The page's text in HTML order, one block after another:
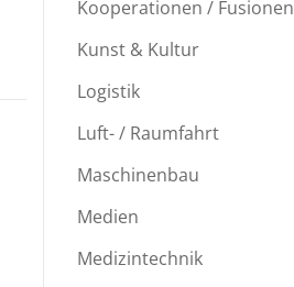
Kooperationen / Fusionen
Kunst & Kultur
Logistik
Luft- / Raumfahrt
Maschinenbau
Medien
Medizintechnik